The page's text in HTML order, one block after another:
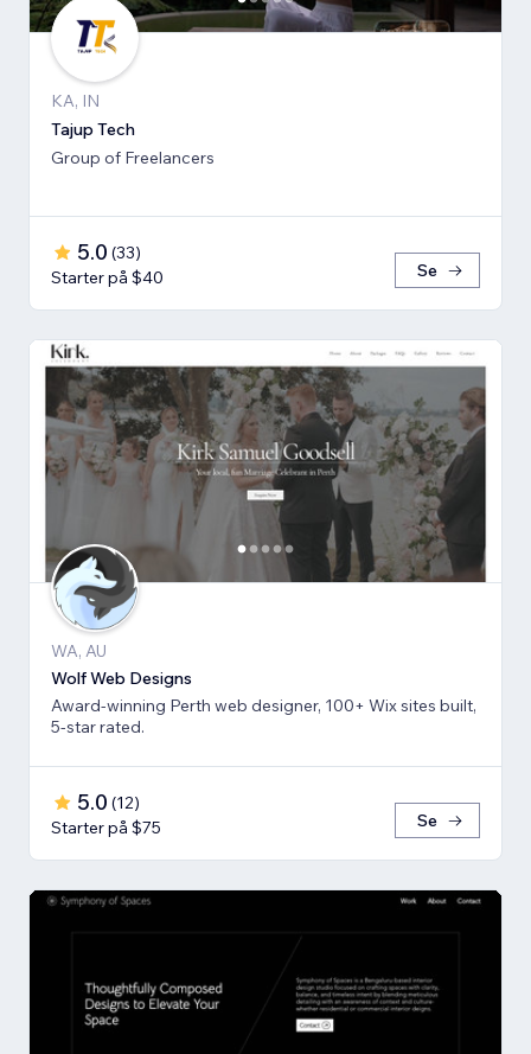
KA, IN
Tajup Tech
Group of Freelancers
5.0 (33)
Starter på $40
Se
WA, AU
Wolf Web Designs
Award-winning Perth web designer, 100+ Wix sites built,
5-star rated.
5.0 (12)
Starter på $75
Se